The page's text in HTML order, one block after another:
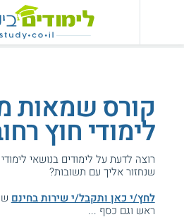
קורס שמאות
לימודי חוץ
רוצה לדעת על לימודים בנושאי
שנחזור אליך עם תשובות?
לחץ/י כאן ותקבל/י שירות בחינם
ראש וגם כסף ...